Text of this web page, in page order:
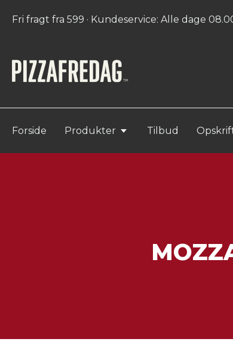
Fri fragt fra 599 · Kundeservice: Alle dage
Forside Produkter Tilbud